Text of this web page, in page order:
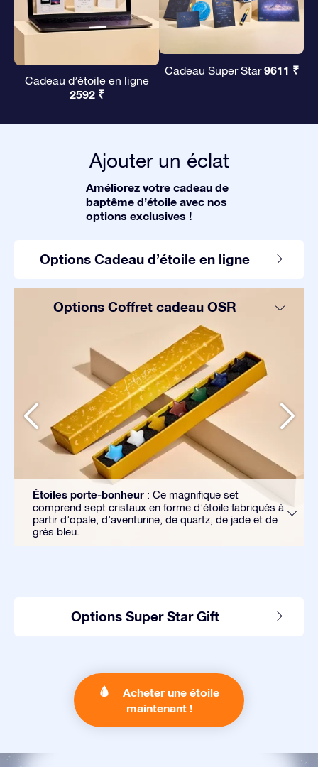
Cadeau d’étoile en ligne
2592 ₹
Cadeau Super Star9611 ₹
Ajouter un éclat
Améliorez votre cadeau de
baptême d’étoile avec nos
options exclusives !
Options Cadeau d’étoile en ligne
Options Coffret cadeau OSR
Étoiles porte-bonheur : Ce magnifique set
comprend sept cristaux en forme d’étoile fabriqués à
partir d’opale, d’aventurine, de quartz, de jade et de
grès bleu.
Options Super Star Gift
Acheter une étoile
maintenant !